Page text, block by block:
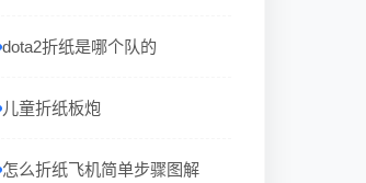
dota2折纸是哪个队的
儿童折纸板炮
怎么折纸飞机简单步骤图解